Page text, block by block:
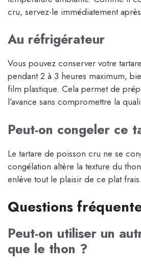
cru, servez-le immédiatement
Au réfrigérateur
Vous pouvez conserver votre
pendant 2 à 3 heures maximum,
film plastique. Cela permet de
l’avance sans compromettre la
Peut-on congeler ce
Le tartare de poisson cru ne se
congélation altère la texture du
enlève tout le plaisir de ce plat frais.
Questions
Peut-on utiliser un
que le thon ?